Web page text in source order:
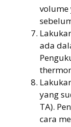
ada
yang
TA).
cara